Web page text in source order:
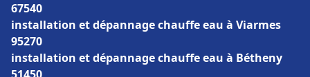
67540
installation et dépannage chauffe eau à Viarmes
95270
installation et dépannage chauffe eau à Bétheny